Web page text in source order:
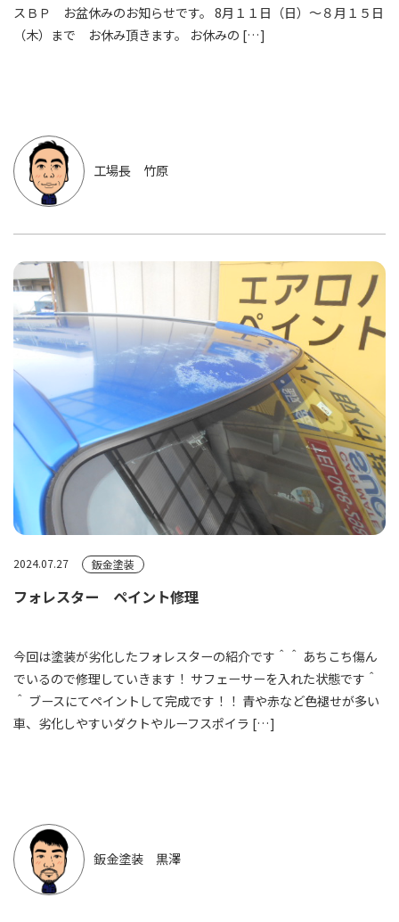
スＢＰ お盆休みのお知らせです。 8月１１日（日）～８月１５日
（木）まで お休み頂きます。 お休みの […]
工場長 竹原
2024.07.27 鈑金塗装
フォレスター ペイント修理
今回は塗装が劣化したフォレスターの紹介です＾＾ あちこち傷ん
でいるので修理していきます！ サフェーサーを入れた状態です＾
＾ ブースにてペイントして完成です！！ 青や赤など色褪せが多い
車、劣化しやすいダクトやルーフスポイラ […]
鈑金塗装 黒澤